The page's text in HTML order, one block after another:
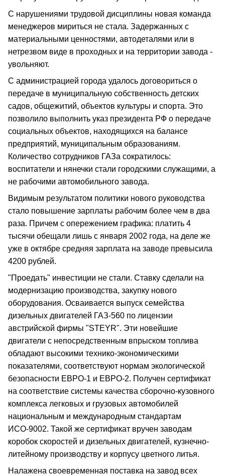
С нарушениями трудовой дисциплины новая команда
менеджеров мириться не стала. Задержанных с
материальными ценностями, автодеталями или в
нетрезвом виде в проходных и на территории завода -
увольняют.
С администрацией города удалось договориться о
передаче в муниципальную собственность детских
садов, общежитий, объектов культуры и спорта. Это
позволило выполнить указ президента РФ о передаче
социальных объектов, находящихся на балансе
предприятий, муниципальным образованиям.
Количество сотрудников ГАЗа сократилось:
воспитатели и нянечки стали городскими служащими, а
не рабочими автомобильного завода.
Видимым результатом политики нового руководства
стало повышение зарплаты рабочим более чем в два
раза. Причем с опережением графика: платить 4
тысячи обещали лишь с января 2002 года, на деле же
уже в октябре средняя зарплата на заводе превысила
4200 рублей.
"Проедать" инвестиции не стали. Ставку сделали на
модернизацию производства, закупку нового
оборудования. Осваивается выпуск семейства
дизельных двигателей ГАЗ-560 по лицензии
австрийской фирмы "STEYR". Эти новейшие
двигатели с непосредственным впрыском топлива
обладают высокими технико-экономическими
показателями, соответствуют нормам экологической
безопасности ЕВРО-1 и ЕВРО-2. Получен сертификат
на соответствие системы качества сборочно-кузовного
комплекса легковых и грузовых автомобилей
национальным и международным стандартам
ИСО-9002. Такой же сертификат вручен заводам
коробок скоростей и дизельных двигателей, кузнечно-
литейному производству и корпусу цветного литья.
Налажена своевременная поставка на завод всех